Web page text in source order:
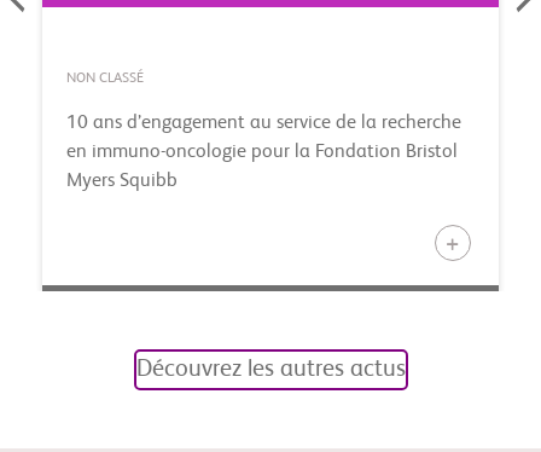
NON CLASSÉ
10 ans d’engagement au service de la recherche
en immuno-oncologie pour la Fondation Bristol
Myers Squibb
Découvrez les autres actus